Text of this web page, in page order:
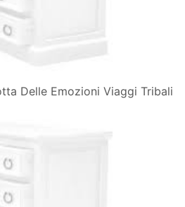
Delle Emozioni Viaggi Tribali